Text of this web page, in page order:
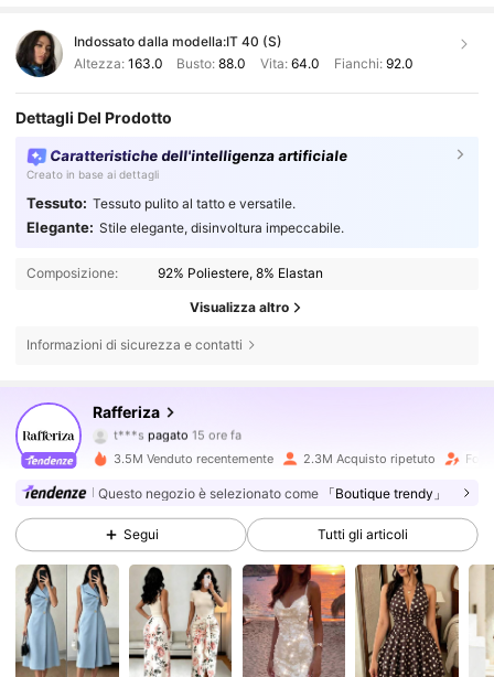
Indossato dalla modella:IT 40 (S)
Altezza: 163.0 Busto:88.0 Vita: 64.0 Fianchi: 92.0
Dettagli Del Prodotto
Caratteristiche dell'intelligenza artificiale
Creato in base ai dettagli
Tessuto: Tessuto pulito al tatto e versatile.
Elegante: Stile elegante, disinvoltura impeccabile.
Composizione: 92% Poliestere, 8% Elastan
Visualizza altro
Informazioni di sicurezza e contatti
Rafferiza
t***spagato
f***a segue4 ore fa
4.82 946K Follower
946K Follower
3.5M Venduto recentemente 2.3M Acquisto ripetuto
Questo negozio è selezionato come 「Boutique trendy」
Segui Tutti gli articoli